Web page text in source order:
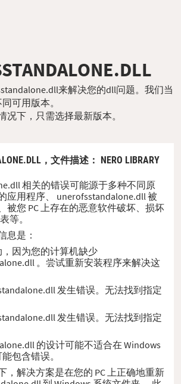
来解决您的dll问题。我们当
可用版本。
况下，只需选择最新版本。
， 文件描述 ： NERO LIBRARY
相关的错误可能源于多种不同原
应用程序、 unerofsstandalone.dll 被
被您 PC 上存在的恶意软件破坏、损坏
等。
息是：
因为您的计算机缺少
。尝试重新安装程序来解决这
发生错误。无法找到指定
发生错误。无法找到指定
的设计可能不适合在 Windows
包含错误。
，解决方案是在您的 PC 上正确地重新